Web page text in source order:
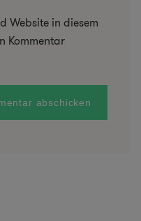
Website in diesem
Kommentar